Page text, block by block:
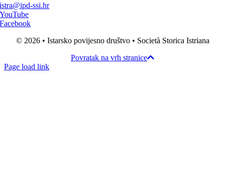
istra@ipd-ssi.hr
YouTube
Facebook
© 2026 • Istarsko povijesno društvo • Società Storica Istriana
Povratak na vrh stranice
Page load link